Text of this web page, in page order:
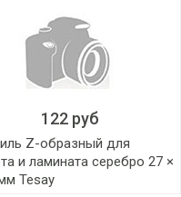
122 руб
Z-образный для
и ламината серебро 27 ×
Tesay